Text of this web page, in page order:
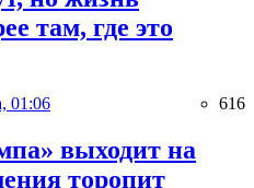
там, где это
01:06 616
выходит на
торопит